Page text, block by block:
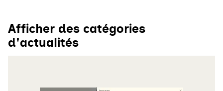
Afficher des catégories
d'actualités